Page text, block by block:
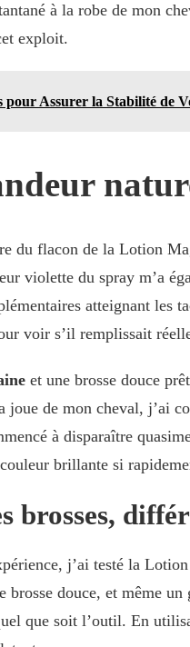
à la robe de mon
exploit.
pour Assurer la Stabilité de
du flacon de la Lotion
violette du spray m’a
atteignant les
voir s’il remplissait
et une brosse douce
de mon cheval, j’ai
à disparaître
brillante si
brosses,
j’ai testé la
brosse douce, et même
que soit l’outil. En